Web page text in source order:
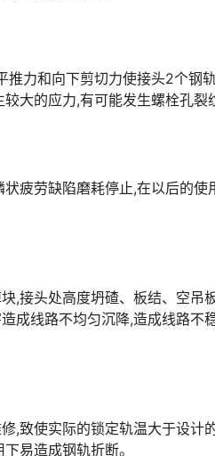
推力和向下剪切力使接头2个钢
大的应力,有可能发生螺栓孔裂
疲劳缺陷磨耗停止,在以后的
,接头处高度坍碴、板结、空吊
成线路不均匀沉降,造成线路不
,致使实际的锁定轨温大于设计
易造成钢轨折断。󠅅󠅃󠄵󠅂󠄪󠇖󠆨󠆨󠇕󠆞󠆒󠅬󠇘󠆭󠆘󠇙󠆝󠅵󠇗󠆭󠆁󠄐󠇗󠅹󠅸󠇖󠆍󠅳󠇖󠅹󠅰󠇖󠆌󠅹